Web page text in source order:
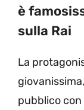
è
sulla Rai
La
pubblico con